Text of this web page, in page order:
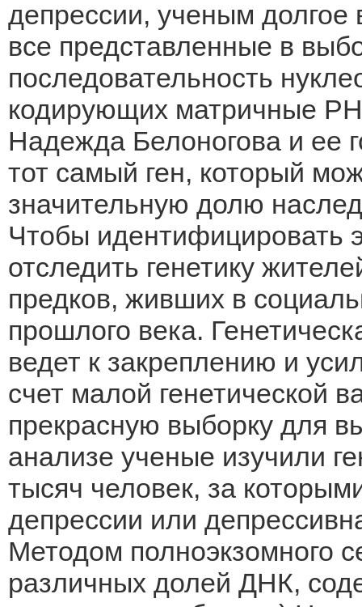
депрессии, ученым
все представленные в
последовательность
кодирующих матричные
Надежда Белоногова и ее
тот самый ген, который
значительную долю
Чтобы идентифицировать
отследить генетику
предков, живших в
прошлого века.
ведет к закреплению и
счет малой генетической
прекрасную выборку для
анализе ученые изучили
тысяч человек, за
депрессии или
Методом полноэкзомного
различных долей ДНК,